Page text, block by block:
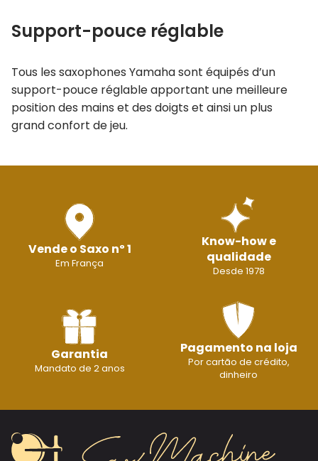
Support-pouce réglable
Tous les saxophones Yamaha sont équipés d’un
support-pouce réglable apportant une meilleure
position des mains et des doigts et ainsi un plus
grand confort de jeu.
Vende o Saxo nº 1
Em França
Know-how e
qualidade
Desde 1978
Garantia
Mandato de 2 anos
Pagamento na loja
Por cartão de crédito,
dinheiro